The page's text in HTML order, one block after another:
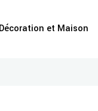
Décoration et Maison